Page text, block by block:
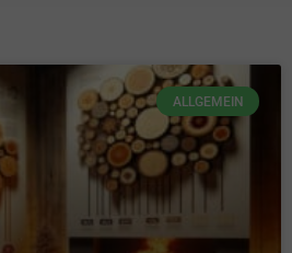
ALLGEMEIN